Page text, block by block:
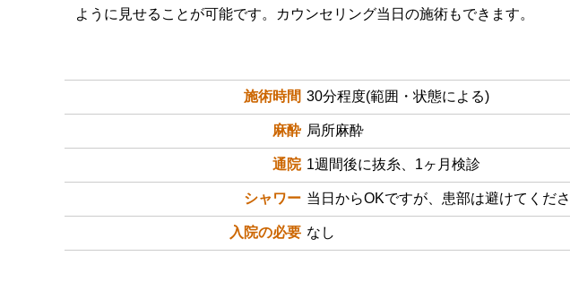
ように見せることが可能です。カウンセリング当日の施術もできます。
施術時間 30分程度(範囲・状態による)
麻酔 局所麻酔
通院 1週間後に抜糸、1ヶ月検診
シャワー 当日からOKですが、患部は避けてくだ
入院の必要 なし